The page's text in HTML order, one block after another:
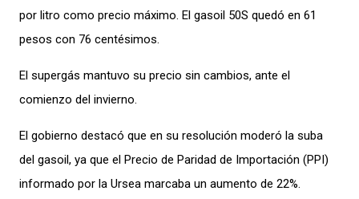
por litro como precio máximo. El gasoil 50S quedó en 61
pesos con 76 centésimos.
El supergás mantuvo su precio sin cambios, ante el
comienzo del invierno.
El gobierno destacó que en su resolución moderó la suba
del gasoil, ya que el Precio de Paridad de Importación (PPI)
informado por la Ursea marcaba un aumento de 22%.